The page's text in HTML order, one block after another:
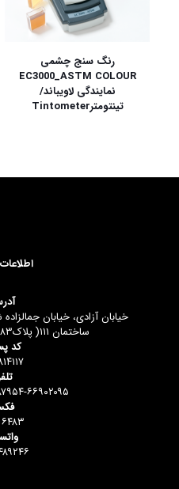
رنگ سنج چشمی
EC3000_ASTM COLOUR
نمایندگی لاویباند/
تینتومترTintometer
خیابان آزادی، خیابان
ساختمان ۱۱۱( پلاک۸۳)، طبقه ۴، واحد ۱۳B
کد
۶۶۴۸۹۲۴۶-